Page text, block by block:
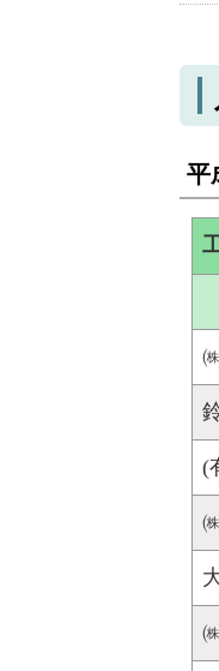
平
(